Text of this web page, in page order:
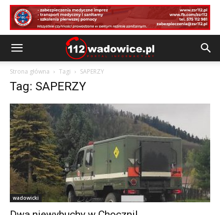
Strona główna Tagi SAPERZY
Tag: SAPERZY
wadowicki